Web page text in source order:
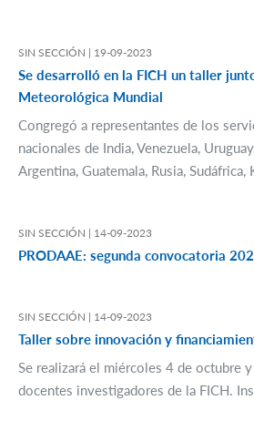
SIN SECCIÓN | 19-09-2023
Se desarrolló en la FICH un taller
Meteorológica Mundial
Congregó a representantes de los
nacionales de India, Venezuela,
Argentina, Guatemala, Rusia, Sudáfrica,
SIN SECCIÓN | 14-09-2023
PRODAAE: segunda convocatoria
SIN SECCIÓN | 14-09-2023
Taller sobre innovación y
Se realizará el miércoles 4 de octubre
docentes investigadores de la FICH.